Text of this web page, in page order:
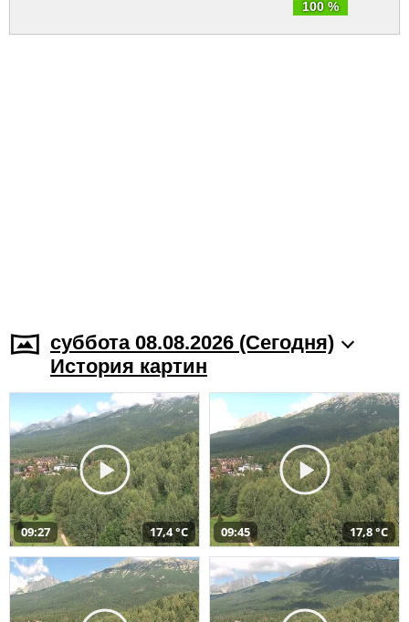
100 %
суббота 08.08.2026 (Cегодня)
История картин
09:27 17,4 °C 09:45 17,8 °C